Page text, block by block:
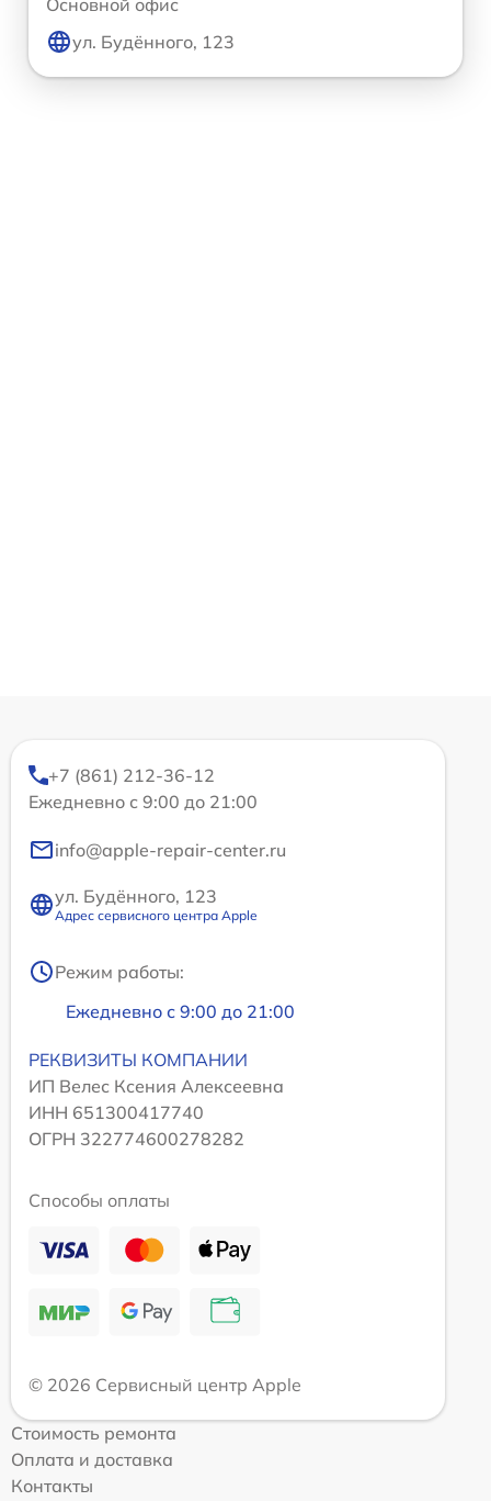
Основной офис
ул. Будённого, 123
+7 (861) 212-36-12
Ежедневно с 9:00 до 21:00
info@apple-repair-center.ru
ул. Будённого, 123
Адрес сервисного центра Apple
Режим работы:
Ежедневно с 9:00 до 21:00
РЕКВИЗИТЫ КОМПАНИИ
ИП Велес Ксения Алексеевна
ИНН 651300417740
ОГРН 322774600278282
Способы оплаты
© 2026 Сервисный центр Apple
Стоимость ремонта
Оплата и доставка
Контакты